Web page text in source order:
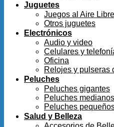
Juguetes
Juegos al Aire
Otros juguetes
Electrónicos
Audio y video
Celulares y
Oficina
Relojes y pulseras
Peluches
Peluches gigantes
Peluches medianos
Peluches
Salud y Belleza